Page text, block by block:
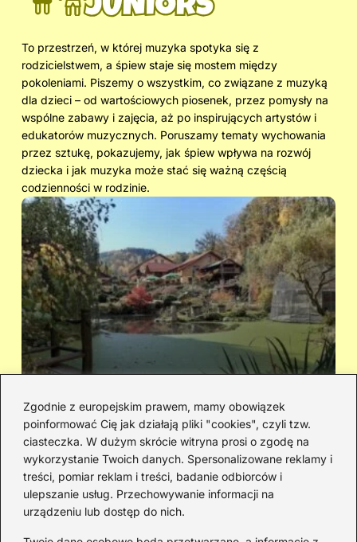
Zgodnie z europejskim prawem, mamy obowiązek
poinformować Cię jak działają pliki "cookies", czyli tzw.
ciasteczka. W dużym skrócie witryna prosi o zgodę na
wykorzystanie Twoich danych. Spersonalizowane reklamy i
treści, pomiar reklam i treści, badanie odbiorców i
ulepszanie usług. Przechowywanie informacji na
urządzeniu lub dostęp do nich.
To przestrzeń, w której muzyka spotyka się z
rodzicielstwem, a śpiew staje się mostem między
pokoleniami. Piszemy o wszystkim, co związane z muzyką
dla dzieci – od wartościowych piosenek, przez pomysły na
wspólne zabawy i zajęcia, aż po inspirujących artystów i
edukatorów muzycznych. Poruszamy tematy wychowania
przez sztukę, pokazujemy, jak śpiew wpływa na rozwój
dziecka i jak muzyka może stać się ważną częścią
codzienności w rodzinie.
Cicha woda — kto śpiewał i jaka jest
historia piosenki
Redakcja